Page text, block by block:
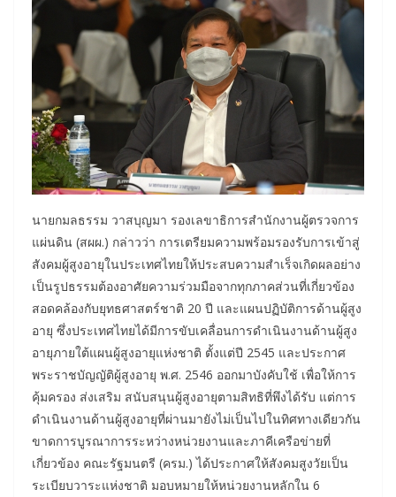
นายกมลธรรม วาสบุญมา รองเลขาธิการสำนักงานผู้ตรวจการ
แผ่นดิน (สผผ.) กล่าวว่า การเตรียมความพร้อมรองรับการเข้าสู่
สังคมผู้สูงอายุในประเทศไทยให้ประสบความสำเร็จเกิดผลอย่าง
เป็นรูปธรรมต้องอาศัยความร่วมมือจากทุกภาคส่วนที่เกี่ยวข้อง
สอดคล้องกับยุทธศาสตร์ชาติ 20 ปี และแผนปฏิบัติการด้านผู้สูง
อายุ ซึ่งประเทศไทยได้มีการขับเคลื่อนการดำเนินงานด้านผู้สูง
อายุภายใต้แผนผู้สูงอายุแห่งชาติ ตั้งแต่ปี 2545 และประกาศ
พระราชบัญญัติผู้สูงอายุ พ.ศ. 2546 ออกมาบังคับใช้ เพื่อให้การ
คุ้มครอง ส่งเสริม สนับสนุนผู้สูงอายุตามสิทธิที่พึงได้รับ แต่การ
ดำเนินงานด้านผู้สูงอายุที่ผ่านมายังไม่เป็นไปในทิศทางเดียวกัน
ขาดการบูรณาการระหว่างหน่วยงานและภาคีเครือข่ายที่
เกี่ยวข้อง คณะรัฐมนตรี (ครม.) ได้ประกาศให้สังคมสูงวัยเป็น
ระเบียบวาระแห่งชาติ มอบหมายให้หน่วยงานหลักใน 6